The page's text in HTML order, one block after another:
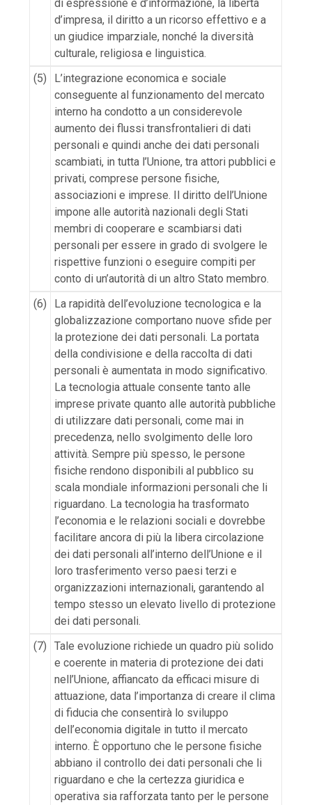
di espressione e d’informazione, la libertà
d’impresa, il diritto a un ricorso effettivo e a
un giudice imparziale, nonché la diversità
culturale, religiosa e linguistica.
(5)
L’integrazione economica e sociale
conseguente al funzionamento del mercato
interno ha condotto a un considerevole
aumento dei flussi transfrontalieri di dati
personali e quindi anche dei dati personali
scambiati, in tutta l’Unione, tra attori pubblici e
privati, comprese persone fisiche,
associazioni e imprese. Il diritto dell’Unione
impone alle autorità nazionali degli Stati
membri di cooperare e scambiarsi dati
personali per essere in grado di svolgere le
rispettive funzioni o eseguire compiti per
conto di un’autorità di un altro Stato membro.
(6)
La rapidità dell’evoluzione tecnologica e la
globalizzazione comportano nuove sfide per
la protezione dei dati personali. La portata
della condivisione e della raccolta di dati
personali è aumentata in modo significativo.
La tecnologia attuale consente tanto alle
imprese private quanto alle autorità pubbliche
di utilizzare dati personali, come mai in
precedenza, nello svolgimento delle loro
attività. Sempre più spesso, le persone
fisiche rendono disponibili al pubblico su
scala mondiale informazioni personali che li
riguardano. La tecnologia ha trasformato
l’economia e le relazioni sociali e dovrebbe
facilitare ancora di più la libera circolazione
dei dati personali all’interno dell’Unione e il
loro trasferimento verso paesi terzi e
organizzazioni internazionali, garantendo al
tempo stesso un elevato livello di protezione
dei dati personali.
(7)
Tale evoluzione richiede un quadro più solido
e coerente in materia di protezione dei dati
nell’Unione, affiancato da efficaci misure di
attuazione, data l’importanza di creare il clima
di fiducia che consentirà lo sviluppo
dell’economia digitale in tutto il mercato
interno. È opportuno che le persone fisiche
abbiano il controllo dei dati personali che li
riguardano e che la certezza giuridica e
operativa sia rafforzata tanto per le persone